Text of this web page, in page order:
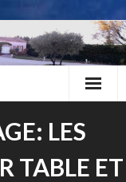
LES
TABLE ET